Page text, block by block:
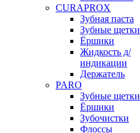
CURAPROX
Зубная паста
Зубные щетки
Ёршики
Жидкость д/
индикации
Держатель
PARO
Зубные щетки
Ёршики
Зубочистки
Флоссы